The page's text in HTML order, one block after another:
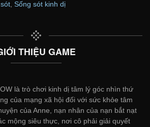
Sống sót kinh dị
THIỆU GAME
là trò chơi kinh dị tâm lý góc nhìn thứ
của mạng xã hội đối với sức khỏe tâm
của Anne, nạn nhân của nạn bắt nạt
mộng siêu thực, nơi cô phải giải quyết